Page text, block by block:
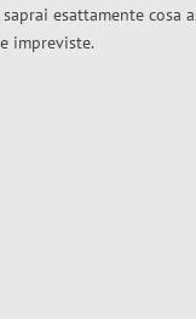
esattamente cosa
impreviste.